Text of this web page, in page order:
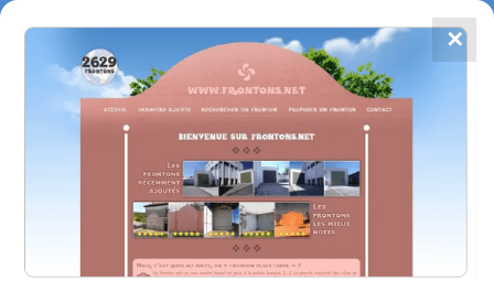
FRONTONS.NET
BUSCAR UN FRONTÓN
4784
frontones
✕